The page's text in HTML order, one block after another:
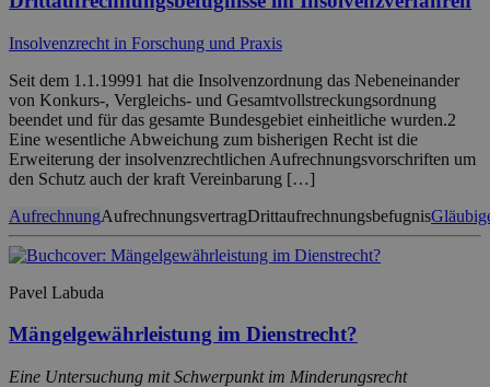
Insolvenzrecht in Forschung und Praxis
Seit dem 1.1.19991 hat die Insolvenzordnung das Nebeneinander
von Konkurs-, Vergleichs- und Gesamtvollstreckungsordnung
beendet und für das gesamte Bundesgebiet einheitliche wurden.2
Eine wesentliche Abweichung zum bisherigen Recht ist die
Erweiterung der insolvenzrechtlichen Aufrechnungsvorschriften um
den Schutz auch der kraft Vereinbarung […]
AufrechnungAufrechnungsvertragDrittaufrechnungsbefugnis
Pavel Labuda
Mängelgewährleistung im Dienstrecht?
Eine Untersuchung mit Schwerpunkt im Minderungsrecht